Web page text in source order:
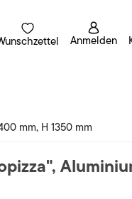
Anmelden
mm, H 1350 mm